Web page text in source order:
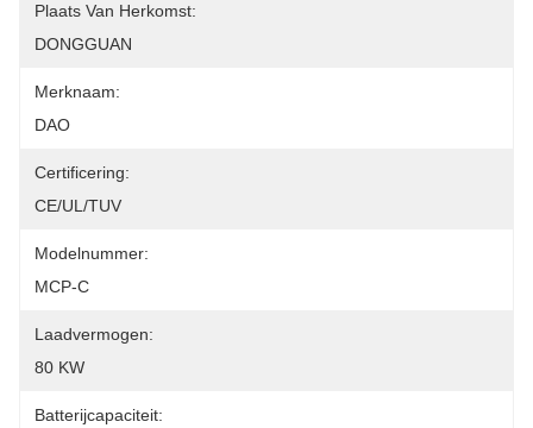
Plaats Van Herkomst:
DONGGUAN
Merknaam:
DAO
Certificering:
CE/UL/TUV
Modelnummer:
MCP-C
Laadvermogen:
80 KW
Batterijcapaciteit: